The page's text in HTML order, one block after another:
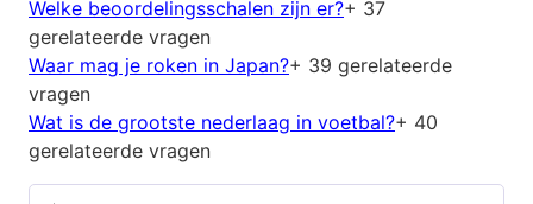
Welke beoordelingsschalen zijn er?+ 37
gerelateerde vragen
Waar mag je roken in Japan?+ 39 gerelateerde
vragen
Wat is de grootste nederlaag in voetbal?+ 40
gerelateerde vragen